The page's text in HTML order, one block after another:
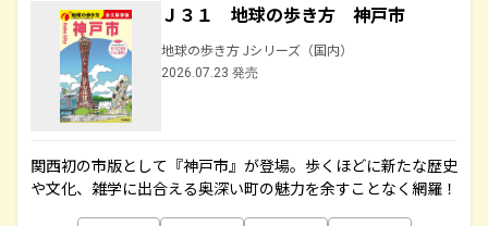
Ｊ３１ 地球の歩き方 神戸市
地球の歩き方 Jシリーズ（国内）
2026.07.23 発売
関西初の市版として『神戸市』が登場。歩くほどに新たな歴史
や文化、雑学に出合える奥深い町の魅力を余すことなく網羅！